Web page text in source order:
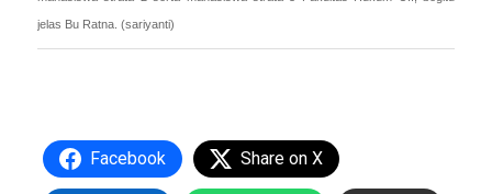
jelas Bu Ratna. (sariyanti)
Facebook Share on X